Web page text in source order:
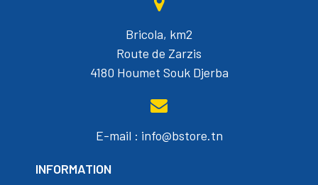
Bricola, km2
Route de Zarzis
4180 Houmet Souk Djerba
E-mail : info@bstore.tn
INFORMATION